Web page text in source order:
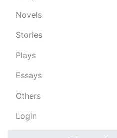
Novels
Stories
Plays
Essays
Others
Login